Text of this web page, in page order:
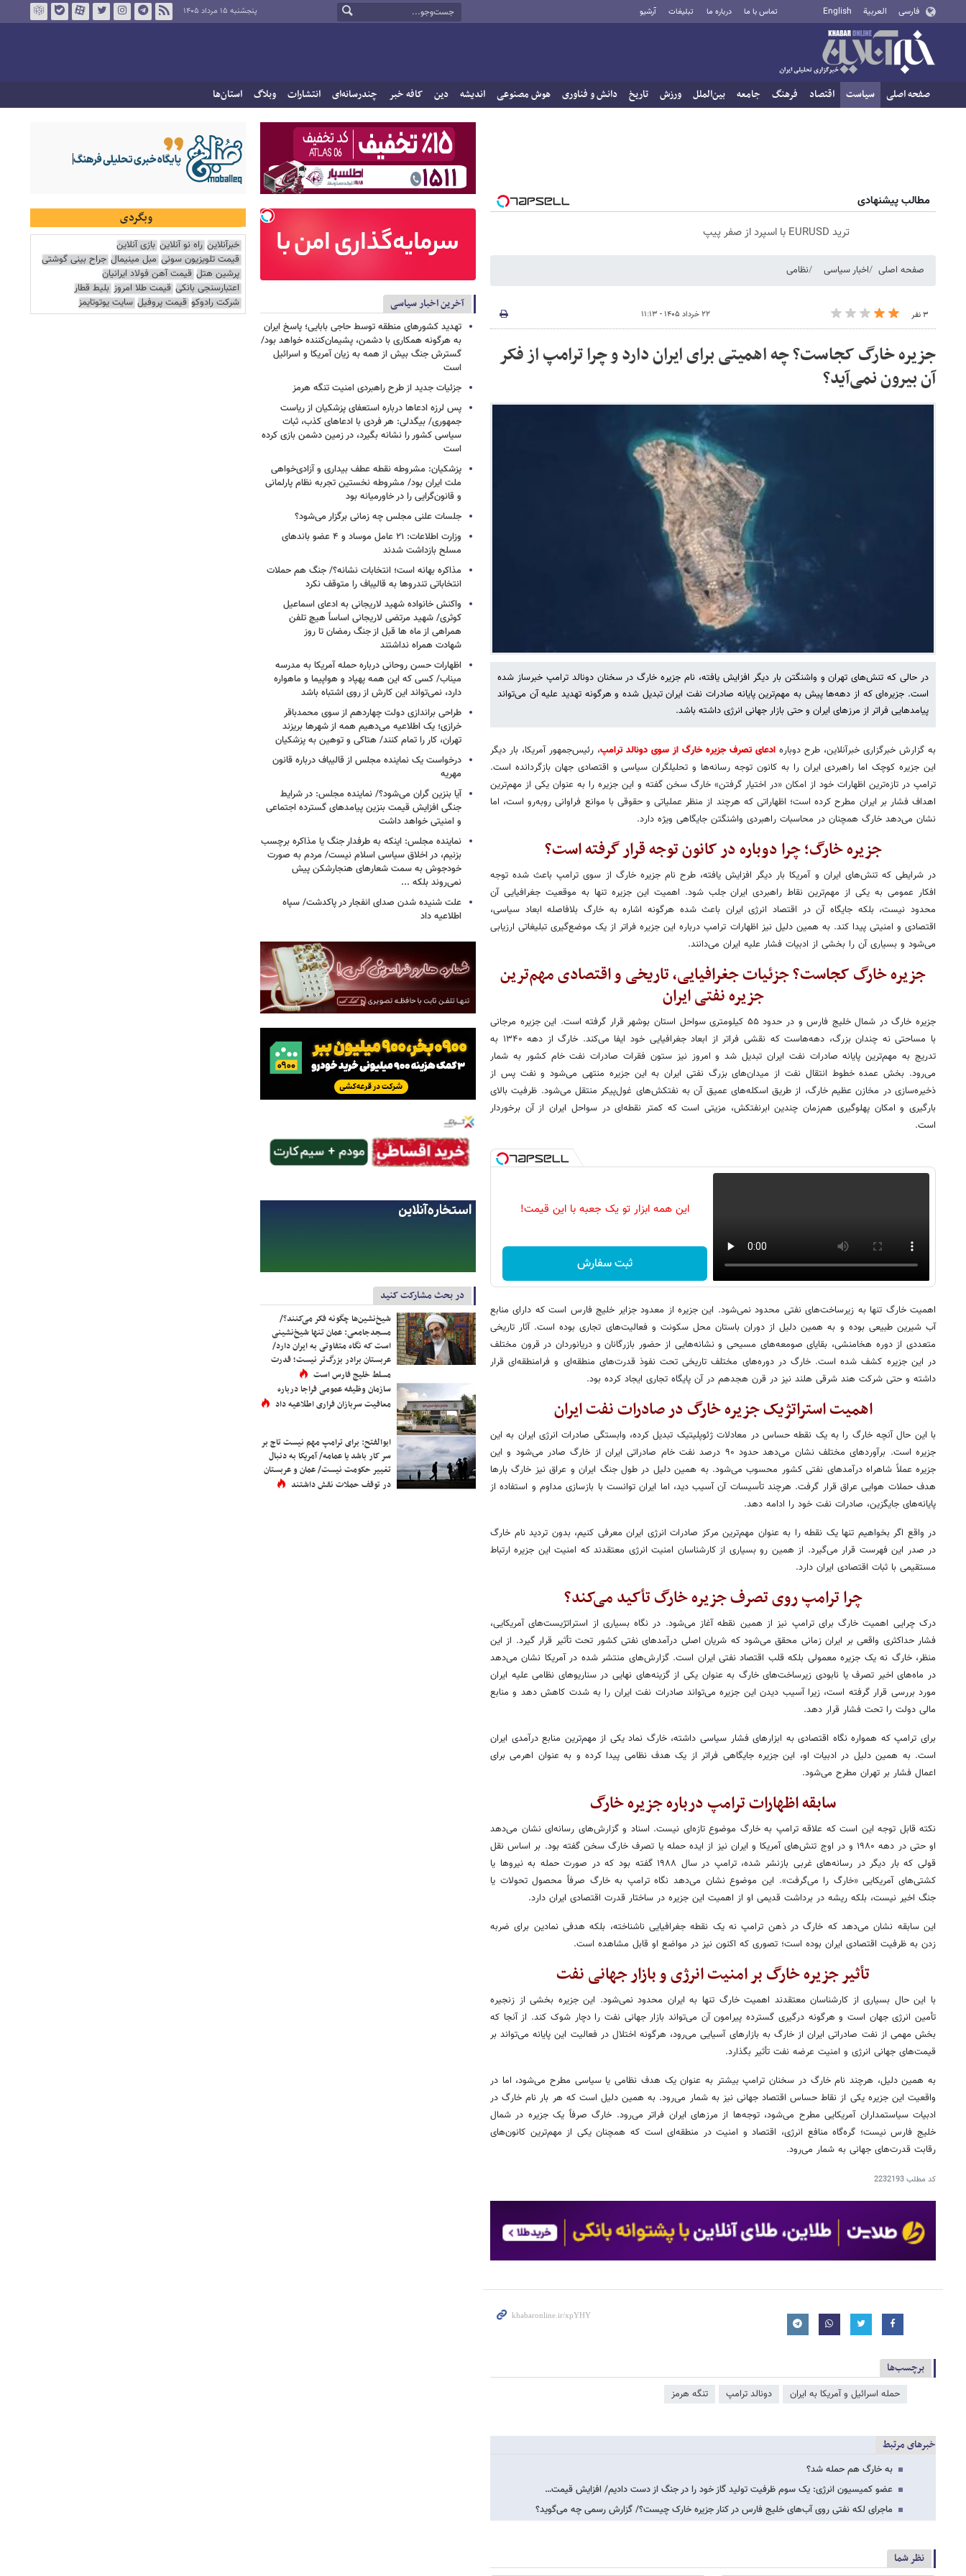
فارسی العربية English تماس با ما درباره ما تبلیغات آرشیو پنجشنبه ۱۵ مرداد ۱۴۰۵
صفحه اصلی سیاست اقتصاد فرهنگ جامعه بین‌الملل ورزش تاریخ دانش و فناوری هوش مصنوعی اندیشه دین کافه خبر چندرسانه‌ای انتشارات وبلاگ استان‌ها
مطالب پیشنهادی
ترید EURUSD با اسپرد از صفر پیپ
صفحه اصلی اخبار سیاسی نظامی
۳ نفر ۲۲ خرداد ۱۴۰۵ - ۱۱:۱۳
جزیره خارگ کجاست؟ چه اهمیتی برای ایران دارد و چرا ترامپ از فکر
آن بیرون نمی‌آید؟
در حالی که تنش‌های تهران و واشنگتن بار دیگر افزایش یافته، نام جزیره خارگ در سخنان دونالد ترامپ خبرساز شده
است. جزیره‌ای که از دهه‌ها پیش به مهم‌ترین پایانه صادرات نفت ایران تبدیل شده و هرگونه تهدید علیه آن می‌تواند
پیامدهایی فراتر از مرزهای ایران و حتی بازار جهانی انرژی داشته باشد.
به گزارش خبرگزاری خبرآنلاین، طرح دوباره ادعای تصرف جزیره خارگ از سوی دونالد ترامپ، رئیس‌جمهور آمریکا، بار دیگر
این جزیره کوچک اما راهبردی ایران را به کانون توجه رسانه‌ها و تحلیلگران سیاسی و اقتصادی جهان بازگردانده است.
ترامپ در تازه‌ترین اظهارات خود از امکان «در اختیار گرفتن» خارگ سخن گفته و این جزیره را به عنوان یکی از مهم‌ترین
اهداف فشار بر ایران مطرح کرده است؛ اظهاراتی که هرچند از منظر عملیاتی و حقوقی با موانع فراوانی روبه‌رو است، اما
نشان می‌دهد خارگ همچنان در محاسبات راهبردی واشنگتن جایگاهی ویژه دارد.
جزیره خارگ؛ چرا دوباره در کانون توجه قرار گرفته است؟
در شرایطی که تنش‌های ایران و آمریکا بار دیگر افزایش یافته، طرح نام جزیره خارگ از سوی ترامپ باعث شده توجه
افکار عمومی به یکی از مهم‌ترین نقاط راهبردی ایران جلب شود. اهمیت این جزیره تنها به موقعیت جغرافیایی آن
محدود نیست، بلکه جایگاه آن در اقتصاد انرژی ایران باعث شده هرگونه اشاره به خارگ بلافاصله ابعاد سیاسی،
اقتصادی و امنیتی پیدا کند. به همین دلیل نیز اظهارات ترامپ درباره این جزیره فراتر از یک موضع‌گیری تبلیغاتی ارزیابی
می‌شود و بسیاری آن را بخشی از ادبیات فشار علیه ایران می‌دانند.
جزیره خارگ کجاست؟ جزئیات جغرافیایی، تاریخی و اقتصادی مهم‌ترین
جزیره نفتی ایران
جزیره خارگ در شمال خلیج فارس و در حدود ۵۵ کیلومتری سواحل استان بوشهر قرار گرفته است. این جزیره مرجانی
با مساحتی نه چندان بزرگ، دهه‌هاست که نقشی فراتر از ابعاد جغرافیایی خود ایفا می‌کند. خارگ از دهه ۱۳۴۰ به
تدریج به مهم‌ترین پایانه صادرات نفت ایران تبدیل شد و امروز نیز ستون فقرات صادرات نفت خام کشور به شمار
می‌رود. بخش عمده خطوط انتقال نفت از میدان‌های بزرگ نفتی ایران به این جزیره منتهی می‌شود و نفت پس از
ذخیره‌سازی در مخازن عظیم خارگ، از طریق اسکله‌های عمیق آن به نفتکش‌های غول‌پیکر منتقل می‌شود. ظرفیت بالای
بارگیری و امکان پهلوگیری هم‌زمان چندین ابرنفتکش، مزیتی است که کمتر نقطه‌ای در سواحل ایران از آن برخوردار
است.
این همه ابزار تو یک جعبه با این قیمت!
ثبت سفارش
اهمیت خارگ تنها به زیرساخت‌های نفتی محدود نمی‌شود. این جزیره از معدود جزایر خلیج فارس است که دارای منابع
آب شیرین طبیعی بوده و به همین دلیل از دوران باستان محل سکونت و فعالیت‌های تجاری بوده است. آثار تاریخی
متعددی از دوره هخامنشی، بقایای صومعه‌های مسیحی و نشانه‌هایی از حضور بازرگانان و دریانوردان در قرون مختلف
در این جزیره کشف شده است. خارگ در دوره‌های مختلف تاریخی تحت نفوذ قدرت‌های منطقه‌ای و فرامنطقه‌ای قرار
داشته و حتی شرکت هند شرقی هلند نیز در قرن هجدهم در آن پایگاه تجاری ایجاد کرده بود.
اهمیت استراتژیک جزیره خارگ در صادرات نفت ایران
با این حال آنچه خارگ را به یک نقطه حساس در معادلات ژئوپلیتیک تبدیل کرده، وابستگی صادرات انرژی ایران به این
جزیره است. برآوردهای مختلف نشان می‌دهد حدود ۹۰ درصد نفت خام صادراتی ایران از خارگ صادر می‌شود و این
جزیره عملاً شاهراه درآمدهای نفتی کشور محسوب می‌شود. به همین دلیل در طول جنگ ایران و عراق نیز خارگ بارها
هدف حملات هوایی عراق قرار گرفت. هرچند تأسیسات آن آسیب دید، اما ایران توانست با بازسازی مداوم و استفاده از
پایانه‌های جایگزین، صادرات نفت خود را ادامه دهد.
در واقع اگر بخواهیم تنها یک نقطه را به عنوان مهم‌ترین مرکز صادرات انرژی ایران معرفی کنیم، بدون تردید نام خارگ
در صدر این فهرست قرار می‌گیرد. از همین رو بسیاری از کارشناسان امنیت انرژی معتقدند که امنیت این جزیره ارتباط
مستقیمی با ثبات اقتصادی ایران دارد.
چرا ترامپ روی تصرف جزیره خارگ تأکید می‌کند؟
درک چرایی اهمیت خارگ برای ترامپ نیز از همین نقطه آغاز می‌شود. در نگاه بسیاری از استراتژیست‌های آمریکایی،
فشار حداکثری واقعی بر ایران زمانی محقق می‌شود که شریان اصلی درآمدهای نفتی کشور تحت تأثیر قرار گیرد. از این
منظر، خارگ نه یک جزیره معمولی بلکه قلب اقتصاد نفتی ایران است. گزارش‌های منتشر شده در آمریکا نشان می‌دهد
در ماه‌های اخیر تصرف یا نابودی زیرساخت‌های خارگ به عنوان یکی از گزینه‌های نهایی در سناریوهای نظامی علیه ایران
مورد بررسی قرار گرفته است، زیرا آسیب دیدن این جزیره می‌تواند صادرات نفت ایران را به شدت کاهش دهد و منابع
مالی دولت را تحت فشار قرار دهد.
برای ترامپ که همواره نگاه اقتصادی به ابزارهای فشار سیاسی داشته، خارگ نماد یکی از مهم‌ترین منابع درآمدی ایران
است. به همین دلیل در ادبیات او، این جزیره جایگاهی فراتر از یک هدف نظامی پیدا کرده و به عنوان اهرمی برای
اعمال فشار بر تهران مطرح می‌شود.
سابقه اظهارات ترامپ درباره جزیره خارگ
نکته قابل توجه این است که علاقه ترامپ به خارگ موضوع تازه‌ای نیست. اسناد و گزارش‌های رسانه‌ای نشان می‌دهد
او حتی در دهه ۱۹۸۰ و در اوج تنش‌های آمریکا و ایران نیز از ایده حمله یا تصرف خارگ سخن گفته بود. بر اساس نقل
قولی که بار دیگر در رسانه‌های غربی بازنشر شده، ترامپ در سال ۱۹۸۸ گفته بود که در صورت حمله به نیروها یا
کشتی‌های آمریکایی «خارگ را می‌گرفت». این موضوع نشان می‌دهد نگاه ترامپ به خارگ صرفاً محصول تحولات یا
جنگ اخیر نیست، بلکه ریشه در برداشت قدیمی او از اهمیت این جزیره در ساختار قدرت اقتصادی ایران دارد.
این سابقه نشان می‌دهد که خارگ در ذهن ترامپ نه یک نقطه جغرافیایی ناشناخته، بلکه هدفی نمادین برای ضربه
زدن به ظرفیت اقتصادی ایران بوده است؛ تصوری که اکنون نیز در مواضع او قابل مشاهده است.
تأثیر جزیره خارگ بر امنیت انرژی و بازار جهانی نفت
با این حال بسیاری از کارشناسان معتقدند اهمیت خارگ تنها به ایران محدود نمی‌شود. این جزیره بخشی از زنجیره
تأمین انرژی جهان است و هرگونه درگیری گسترده پیرامون آن می‌تواند بازار جهانی نفت را دچار شوک کند. از آنجا که
بخش مهمی از نفت صادراتی ایران از خارگ به بازارهای آسیایی می‌رود، هرگونه اختلال در فعالیت این پایانه می‌تواند بر
قیمت‌های جهانی انرژی و امنیت عرضه نفت تأثیر بگذارد.
به همین دلیل، هرچند نام خارگ در سخنان ترامپ بیشتر به عنوان یک هدف نظامی یا سیاسی مطرح می‌شود، اما در
واقعیت این جزیره یکی از نقاط حساس اقتصاد جهانی نیز به شمار می‌رود. به همین دلیل است که هر بار نام خارگ در
ادبیات سیاستمداران آمریکایی مطرح می‌شود، توجه‌ها از مرزهای ایران فراتر می‌رود. خارگ صرفاً یک جزیره در شمال
خلیج فارس نیست؛ گره‌گاه منافع انرژی، اقتصاد و امنیت در منطقه‌ای است که همچنان یکی از مهم‌ترین کانون‌های
رقابت قدرت‌های جهانی به شمار می‌رود.
کد مطلب2232193
برچسب‌ها
حمله اسرائیل و آمریکا به ایران دونالد ترامپ تنگه هرمز
خبرهای مرتبط
به خارگ هم حمله شد؟
عضو کمیسیون انرژی: یک سوم ظرفیت تولید گاز خود را در جنگ از دست دادیم/ افزایش قیمت…
ماجرای لکه نفتی روی آب‌های خلیج فارس در کنار جزیره خارک چیست؟/ گزارش رسمی چه می‌گوید؟
نظر شما
آخرین اخبار سیاسی
تهدید کشورهای منطقه توسط حاجی بابایی؛ پاسخ ایران
به هرگونه همکاری با دشمن، پشیمان‌کننده خواهد بود/
گسترش جنگ بیش از همه به زیان آمریکا و اسرائیل
است
جزئیات جدید از طرح راهبردی امنیت تنگه هرمز
پس لرزه ادعاها درباره استعفای پزشکیان از ریاست
جمهوری/ بیگدلی: هر فردی با ادعاهای کذب، ثبات
سیاسی کشور را نشانه بگیرد، در زمین دشمن بازی کرده
است
پزشکیان: مشروطه نقطه عطف بیداری و آزادی‌خواهی
ملت ایران بود/ مشروطه نخستین تجربه نظام پارلمانی
و قانون‌گرایی را در خاورمیانه بود
جلسات علنی مجلس چه زمانی برگزار می‌شود؟
وزارت اطلاعات: ۲۱ عامل موساد و ۴ عضو باندهای
مسلح بازداشت شدند
مذاکره بهانه است؛ انتخابات نشانه؟/ جنگ هم حملات
انتخاباتی تندروها به قالیباف را متوقف نکرد
واکنش خانواده شهید لاریجانی به ادعای اسماعیل
کوثری/ شهید مرتضی لاریجانی اساساً هیچ تلفن
همراهی از ماه ها قبل از جنگ رمضان تا روز
شهادت همراه نداشتند
اظهارات حسن روحانی درباره حمله آمریکا به مدرسه
میناب/ کسی که این همه پهپاد و هواپیما و ماهواره
دارد، نمی‌تواند این کارش از روی اشتباه باشد
طراحی براندازی دولت چهاردهم از سوی محمدباقر
خرازی؛ یک اطلاعیه می‌دهیم همه از شهرها بریزند
تهران، کار را تمام کنند/ هتاکی و توهین به پزشکیان
درخواست یک نماینده مجلس از قالیباف درباره قانون
مهریه
آیا بنزین گران می‌شود؟/ نماینده مجلس: در شرایط
جنگی افزایش قیمت بنزین پیامدهای گسترده اجتماعی
و امنیتی خواهد داشت
نماینده مجلس: اینکه به طرفدار جنگ یا مذاکره برچسب
بزنیم، در اخلاق سیاسی اسلام نیست/ مردم به صورت
خودجوش به سمت شعارهای هنجارشکن پیش
نمی‌روند بلکه ...
علت شنیده شدن صدای انفجار در پاکدشت/ سپاه
اطلاعیه داد
در بحث مشارکت کنید
شیخ‌نشین‌ها چگونه فکر می‌کنند؟/
مسجدجامعی: عمان تنها شیخ‌نشینی
است که نگاه متفاوتی به ایران دارد/
عربستان برادر بزرگ‌تر نیست؛ قدرت
مسلط خلیج فارس است
سازمان وظیفه عمومی فراجا درباره
معافیت سربازان فراری اطلاعیه داد
ابوالفتح: برای ترامپ مهم نیست تاج بر
سر کار باشد یا عمامه/ آمریکا به دنبال
تغییر حکومت نیست/ عمان و عربستان
در توقف حملات نقش داشتند
وبگردی
خبرآنلاین راه نو آنلاین بازی آنلاین
قیمت تلویزیون سونی مبل مینیمال جراح بینی گوشتی
پرشین هتل قیمت آهن فولاد ایرانیان
اعتبارسنجی بانکی قیمت طلا امروز بلیط قطار
شرکت رادوکو قیمت پروفیل سایت یوتوتایمز